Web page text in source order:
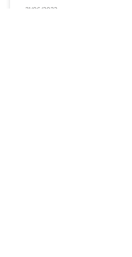
21/06/2023